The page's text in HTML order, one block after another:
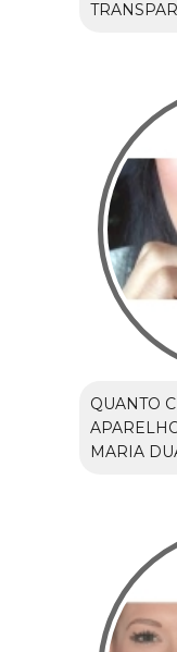
QUANTO
MARIA